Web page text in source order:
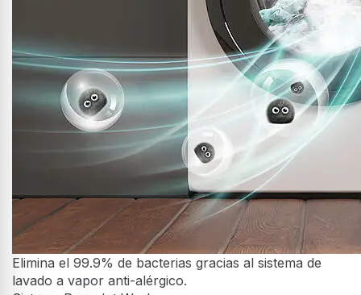
Función vapor Allergy Steam